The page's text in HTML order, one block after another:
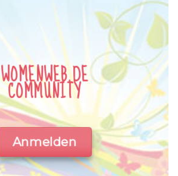
WOMENWEB.DE
COMMUNITY
Anmelden